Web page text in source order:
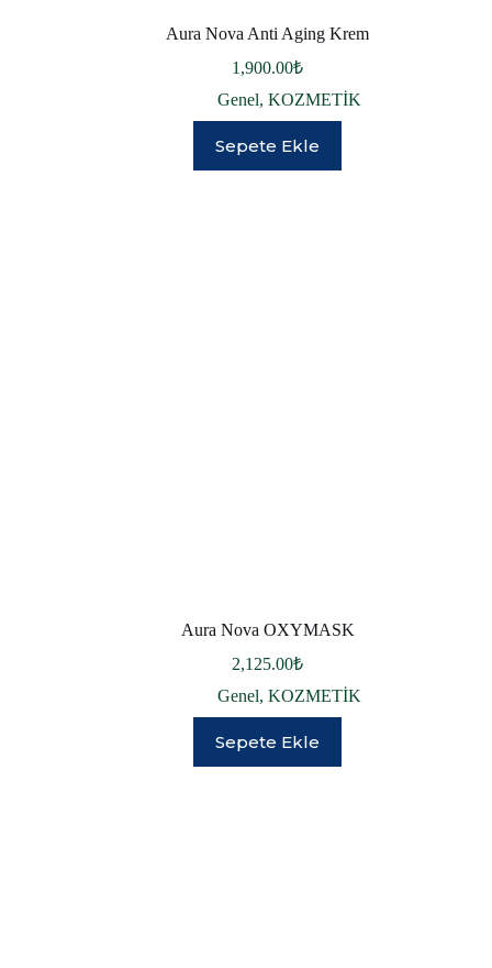
Aura Nova Anti Aging Krem
1,900.00₺
Genel,KOZMETİK
Sepete Ekle
Aura Nova OXYMASK
2,125.00₺
Genel,KOZMETİK
Sepete Ekle